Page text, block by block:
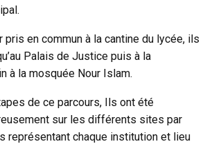
pris en commun à la cantine du lycée, ils
Palais de Justice puis à la
à la mosquée Nour Islam.
de ce parcours, Ils ont été
sur les différents sites par
représentant chaque institution et lieu